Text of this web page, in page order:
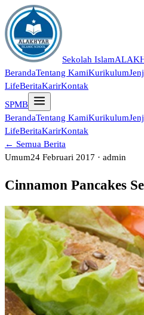
Sekolah Islam
BerandaTentang KamiKurikulum
LifeBeritaKarirKontak
SPMB
BerandaTentang KamiKurikulum
LifeBeritaKarirKontak
← Semua Berita
Umum24 Februari 2017 · admin
Cinnamon Pancakes